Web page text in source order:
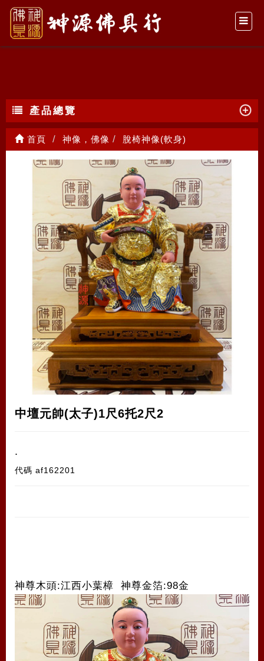
脫椅神像(軟身)
產品總覽
首頁 神像，佛像 脫椅神像(軟身)
中壇元帥(太子)1尺6托2尺2
.
代碼 af162201
神尊木頭:江西小葉樟 神尊金箔:98金